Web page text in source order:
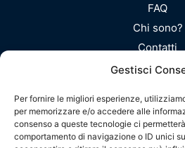
Gestisci
Per fornire le migliori esperienze,
per memorizzare e/o accedere alle
consenso a queste tecnologie ci
comportamento di navigazione o ID unici
FAQ
Chi sono?
Contatti
Privacy Policy
Copyright e
Disclaimer